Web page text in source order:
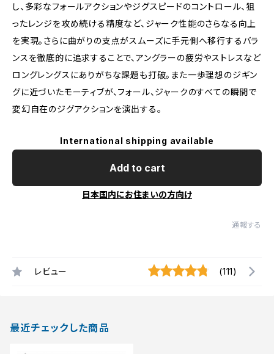
し、多彩なフォールアクションやジグスピードのコントロール、狙
ったレンジを攻め続ける精度など、ジャーク性能のさらなる向上
を実現。さらに曲がりの支点がスムーズに手元側へ移行するバラ
ンスを徹底的に追求することで、アングラーの疲労やストレスなど
ロングレングスにありがちな課題も打破。また一歩理想のジギン
グに近づいたモーティブが、フォール、ジャークのすべての瞬間で
変幻自在のジグアクションを演出する。
International shipping available
Add to cart
日本国内にお住まいの方向け
通報する
レビュー (111)
最近チェックした商品